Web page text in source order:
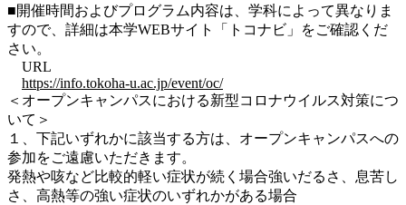
■開催時間およびプログラム内容は、学科によって異なりま
すので、詳細は本学WEBサイト「トコナビ」をご確認くだ
さい。
URL
https://info.tokoha-u.ac.jp/event/oc/
＜オープンキャンパスにおける新型コロナウイルス対策につ
いて＞
１、下記いずれかに該当する方は、オープンキャンパスへの
参加をご遠慮いただきます。
発熱や咳など比較的軽い症状が続く場合強いだるさ、息苦し
さ、高熱等の強い症状のいずれかがある場合